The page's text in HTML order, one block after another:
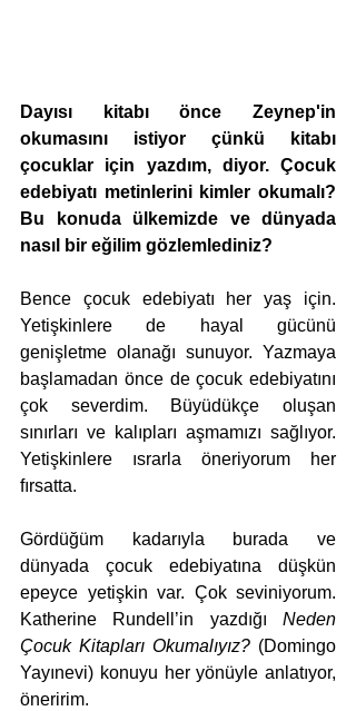
Dayısı kitabı önce Zeynep'in
okumasını istiyor çünkü kitabı
çocuklar için yazdım, diyor. Çocuk
edebiyatı metinlerini kimler okumalı?
Bu konuda ülkemizde ve dünyada
nasıl bir eğilim gözlemlediniz?
Bence çocuk edebiyatı her yaş için.
Yetişkinlere de hayal gücünü
genişletme olanağı sunuyor. Yazmaya
başlamadan önce de çocuk edebiyatını
çok severdim. Büyüdükçe oluşan
sınırları ve kalıpları aşmamızı sağlıyor.
Yetişkinlere ısrarla öneriyorum her
fırsatta.
Gördüğüm kadarıyla burada ve
dünyada çocuk edebiyatına düşkün
epeyce yetişkin var. Çok seviniyorum.
Katherine Rundell’in yazdığı Neden
Çocuk Kitapları Okumalıyız? (Domingo
Yayınevi) konuyu her yönüyle anlatıyor,
öneririm.